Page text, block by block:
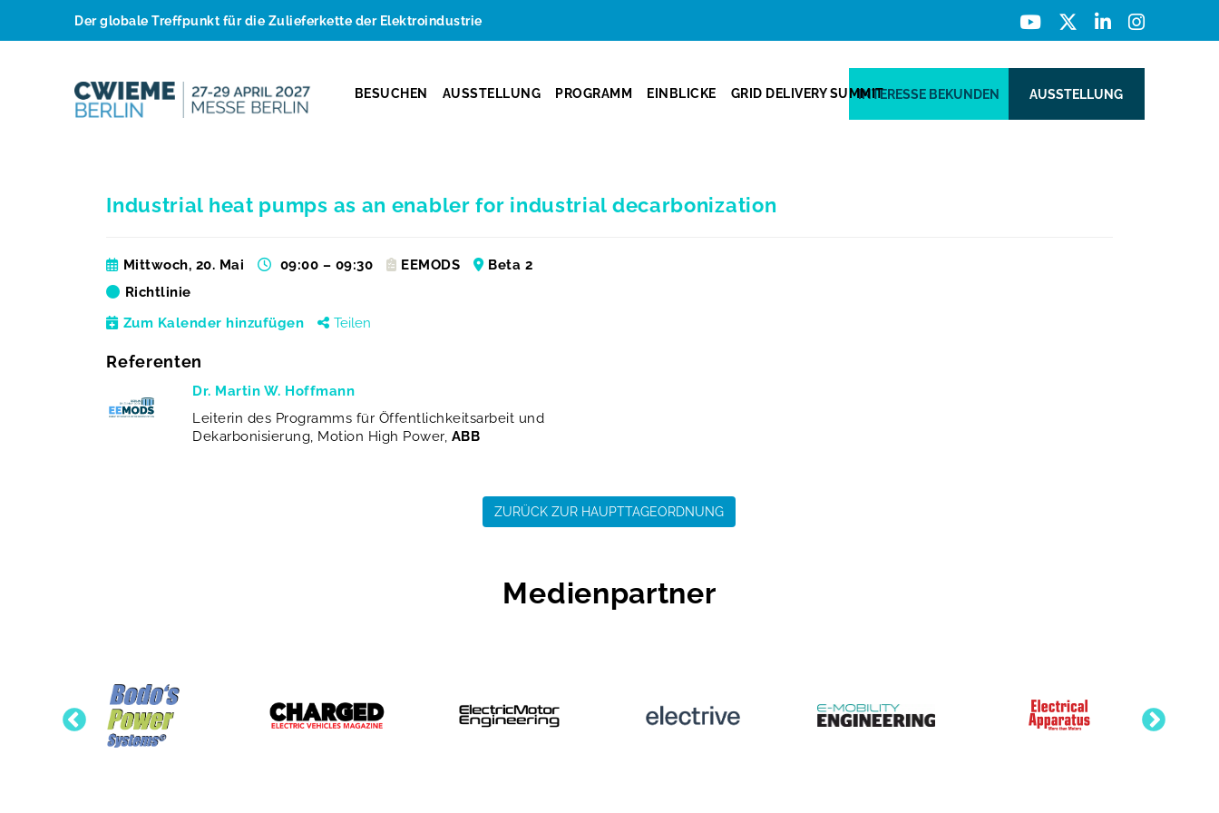
Der globale Treffpunkt für die Zulieferkette der Elektroindustrie
BESUCHEN AUSSTELLUNG PROGRAMM EINBLICKE GRID DELIVERY SUMMITINTERESSE BEKUNDEN AUSSTELLUNG
Industrial heat pumps as an enabler for industrial decarbonization
Mittwoch, 20. Mai 09:00 – 09:30 EEMODS
Beta 2
Richtlinie
Zum Kalender hinzufügen
Teilen
Referenten
Dr. Martin W. Hoffmann
Leiterin des Programms für Öffentlichkeitsarbeit und
Dekarbonisierung, Motion High Power, ABB
ZURÜCK ZUR HAUPTTAGEORDNUNG
Medienpartner